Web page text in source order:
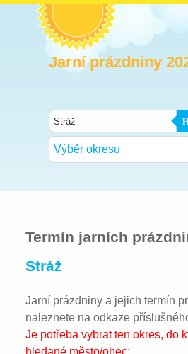
Jarní prázdniny
Výběr okresu
Termín jarních
Stráž
Jarní prázdniny a jejich termín
naleznete na odkaze
Je potřeba vybrat ten okres, do
hledané město/obec: